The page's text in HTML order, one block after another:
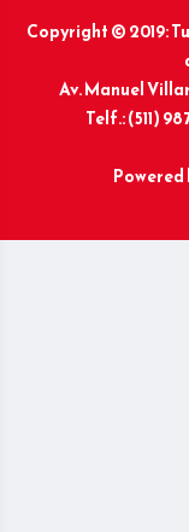
Copyright © 2019:
Av. Manuel
Telf.: (511)
Powered